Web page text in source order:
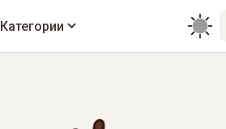
Категории